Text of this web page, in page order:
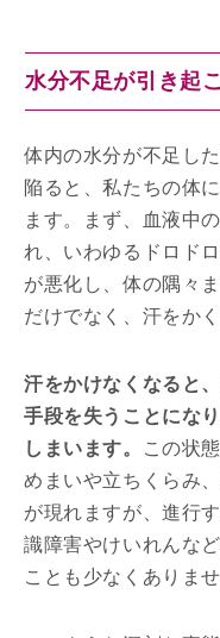
水分不足が引き起
体内の水分が不足し
陥ると、私たちの体
ます。まず、血液中
れ、いわゆるドロド
が悪化し、体の隅々
だけでなく、汗をか
汗をかけなくなると
手段を失うことにな
しまいます。
この状
めまいや立ちくらみ
が現れますが、進行
識障害やけいれんな
ことも少なくありませ